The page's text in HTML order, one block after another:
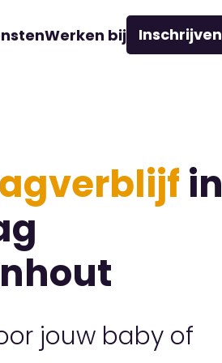
Werken bij Inschrijven
in
jouw baby of